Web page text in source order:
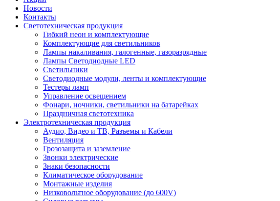
Новости
Контакты
Светотехническая продукция
Гибкий неон и комплектующие
Комплектующие для светильников
Лампы накаливания, галогенные, газоразрядные
Лампы Светодиодные LED
Светильники
Светодиодные модули, ленты и комплектующие
Тестеры ламп
Управление освещением
Фонари, ночники, светильники на батарейках
Праздничная светотехника
Электротехническая продукция
Аудио, Видео и ТВ, Разъемы и Кабели
Вентиляция
Грозозащита и заземление
Звонки электрические
Знаки безопасности
Климатическое оборудование
Монтажные изделия
Низковольтное оборудование (до 600V)